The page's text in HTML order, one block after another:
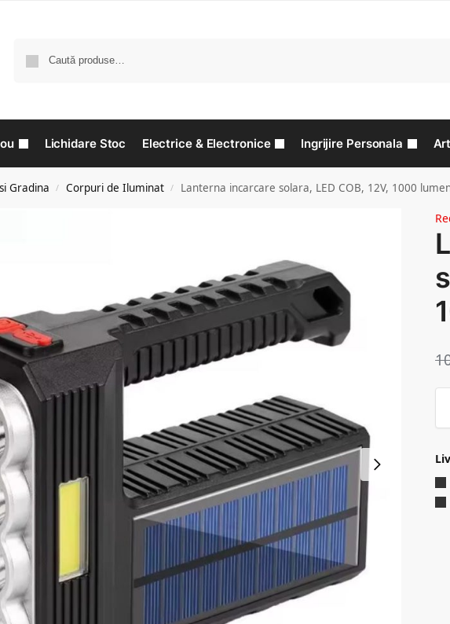
Lichidare Stoc Electrice & Electronice Ingrijire Personala
Gradina / Corpuri de Iluminat / Lanterna incarcare solara, LED COB, 12V, 1000